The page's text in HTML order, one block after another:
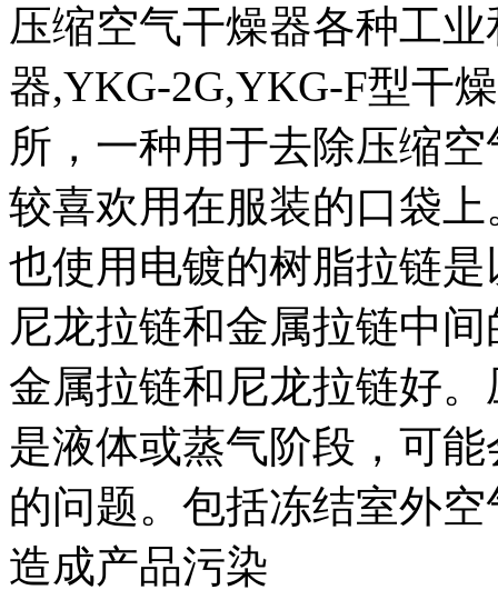
压缩空气干燥器各种工
器,YKG-2G,YKG-F型干
所，一种用于去除压缩
较喜欢用在服装的口袋
也使用电镀的树脂拉链
尼龙拉链和金属拉链中
金属拉链和尼龙拉链好
是液体或蒸气阶段，可
的问题。包括冻结室外
造成产品污染